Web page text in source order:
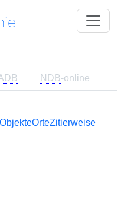
NDB-online
ObjekteOrteZitierweise